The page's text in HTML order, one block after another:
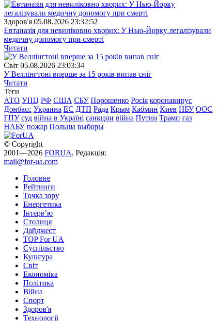
Здоров'я 05.08.2026 23:32:52
Евтаназія для невиліковно хворих: У Нью-Йорку легалізували
медичну допомогу при смерті
Читати
Свiт 05.08.2026 23:03:34
У Веллінгтоні вперше за 15 років випав сніг
Читати
Теги
АТО УПЦ РФ США СБУ Порошенко Росія коронавирус
Донбасс Украина ЕС ДТП Рада Крым Кабмин Киев НБУ ООС
ГПУ суд війна в Україні санкции війна Путин Трамп газ
НАБУ пожар Польша выборы
© Copyright
2001—2026 FORUA. Редакція:
mail@for-ua.com
Головне
Рейтинги
Точка зору
Енергетика
Інтерв’ю
Столиця
Дайджест
TOP For UA
Суспiльство
Культура
Світ
Економіка
Політика
Війна
Спорт
Здоров'я
Технології